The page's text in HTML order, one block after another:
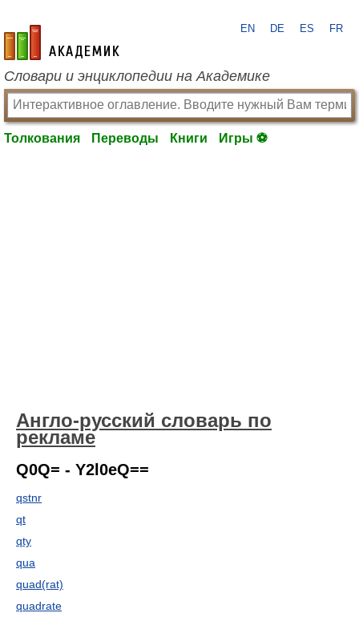
academic.ru
EN DE ES FR
Словари и энциклопедии на Академике
Толкования Переводы Книги Игры ⚽
Англо-русский словарь по
рекламе
Q0Q= - Y2l0eQ==
qstnr
qt
qty
qua
quad(rat)
quadrate